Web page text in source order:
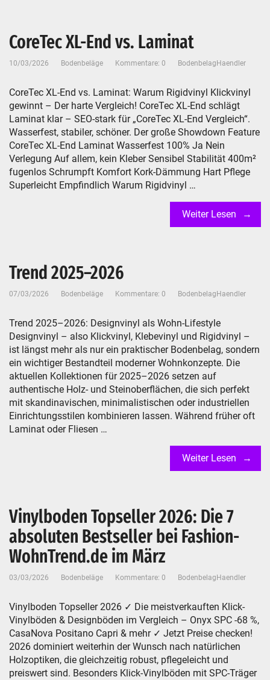
CoreTec XL-End vs. Laminat
10/03/2026 Bodenbeläge Kommentare: 0 BodenbelagHaendler
CoreTec XL-End vs. Laminat: Warum Rigidvinyl Klickvinyl
gewinnt – Der harte Vergleich! CoreTec XL-End schlägt
Laminat klar – SEO-stark für „CoreTec XL-End Vergleich“.
Wasserfest, stabiler, schöner.​ Der große Showdown Feature
CoreTec XL-End Laminat Wasserfest 100% Ja Nein
Verlegung Auf allem, kein Kleber Sensibel Stabilität 400m²
fugenlos Schrumpft Komfort Kork-Dämmung Hart Pflege
Superleicht Empfindlich Warum Rigidvinyl …
Weiter Lesen
Trend 2025–2026
07/03/2026 Bodenbeläge Kommentare: 0 BodenbelagHaendler
Trend 2025–2026: Designvinyl als Wohn-Lifestyle
Designvinyl – also Klickvinyl, Klebevinyl und Rigidvinyl –
ist längst mehr als nur ein praktischer Bodenbelag, sondern
ein wichtiger Bestandteil moderner Wohnkonzepte. Die
aktuellen Kollektionen für 2025–2026 setzen auf
authentische Holz- und Steinoberflächen, die sich perfekt
mit skandinavischen, minimalistischen oder industriellen
Einrichtungsstilen kombinieren lassen. Während früher oft
Laminat oder Fliesen …
Weiter Lesen
Vinylboden Topseller 2026: Die 7
absoluten Bestseller bei Fashion-
WohnTrend.de im März
03/03/2026 Bodenbeläge Kommentare: 0 BodenbelagHaendler
Vinylboden Topseller 2026 ✓ Die meistverkauften Klick-
Vinylböden & Designböden im Vergleich – Onyx SPC -68 %,
CasaNova Positano Capri & mehr ✓ Jetzt Preise checken!
2026 dominiert weiterhin der Wunsch nach natürlichen
Holzoptiken, die gleichzeitig robust, pflegeleicht und
preiswert sind. Besonders Klick-Vinylböden mit SPC-Träger